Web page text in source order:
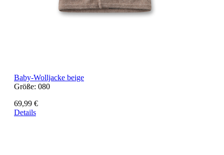
Baby-Wolljacke beige
Größe: 080
69,99 €
Details